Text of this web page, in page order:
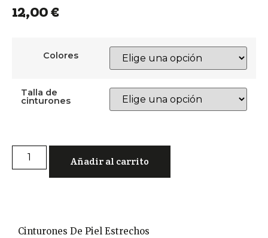
12,00€
Colores
Talla de
cinturones
Añadir al carrito
Cinturones De Piel Estrechos